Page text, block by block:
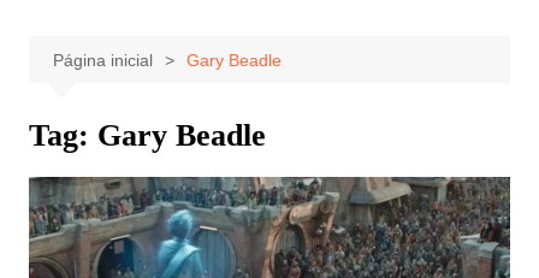
Página inicial Gary Beadle
Tag: Gary Beadle